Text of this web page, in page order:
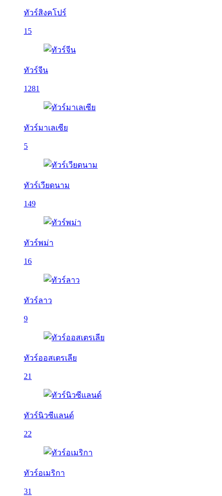
ทัวร์สิงคโปร์
15
ทัวร์จีน
1281
ทัวร์มาเลเซีย
5
ทัวร์เวียดนาม
149
ทัวร์พม่า
16
ทัวร์ลาว
9
ทัวร์ออสเตรเลีย
21
ทัวร์นิวซีแลนด์
22
ทัวร์อเมริกา
31